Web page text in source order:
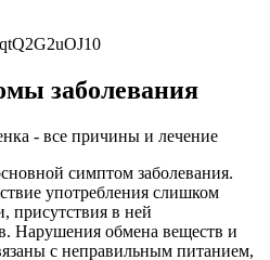
заболевания
симптом заболевания.
употребления слишком
присутствия в ней
Нарушения обмена веществ и
с неправильным питанием,